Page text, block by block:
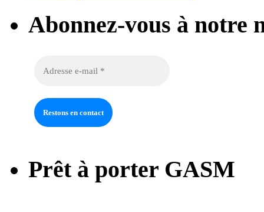
Abonnez-vous à notre
Prêt à porter GASM